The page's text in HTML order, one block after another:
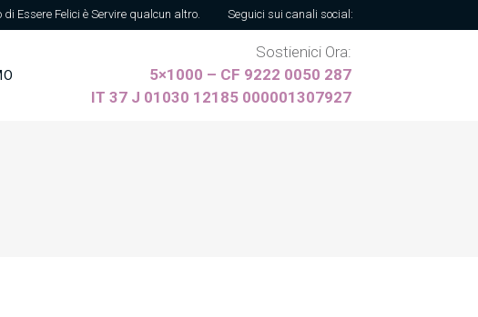
di Essere Felici è Servire qualcun altro. Seguici sui canali social:
Sostienici Ora:
5×1000 – CF 9222 0050 287
IT 37 J 01030 12185 000001307927